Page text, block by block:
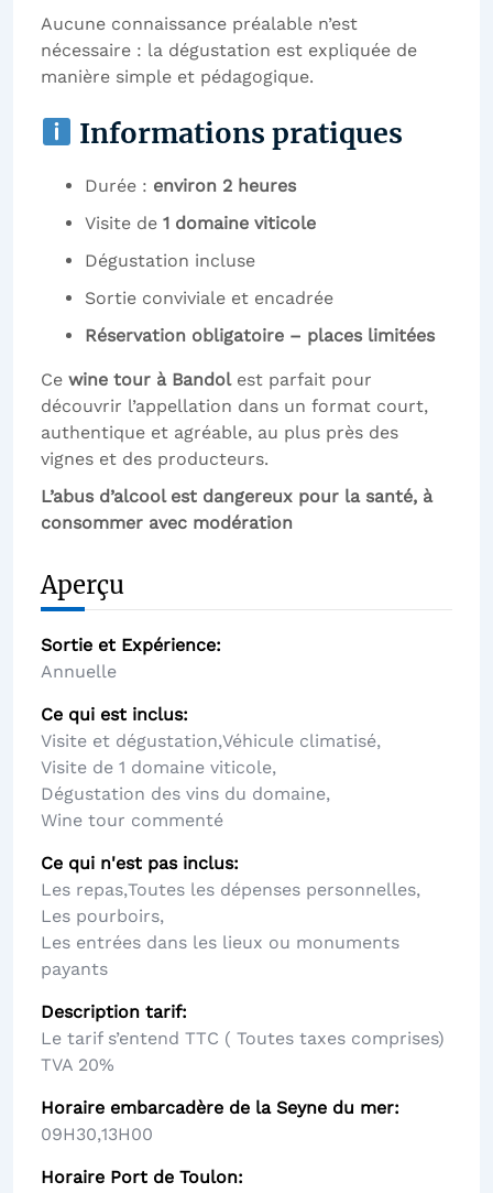
Aucune connaissance préalable n’est
nécessaire : la dégustation est expliquée de
manière simple et pédagogique.
Informations pratiques
Durée : environ 2 heures
Visite de 1 domaine viticole
Dégustation incluse
Sortie conviviale et encadrée
Réservation obligatoire – places limitées
Ce wine tour à Bandolest parfait pour
découvrir l’appellation dans un format court,
authentique et agréable, au plus près des
vignes et des producteurs.
L’abus d’alcool est dangereux pour la santé, à
consommer avec modération
Aperçu
Sortie et Expérience
Annuelle
Ce qui est inclus
Visite et dégustation,Véhicule climatisé,
Visite de 1 domaine viticole,
Dégustation des vins du domaine,
Wine tour commenté
Ce qui n'est pas inclus
Les repas,Toutes les dépenses personnelles,
Les pourboirs,
Les entrées dans les lieux ou monuments
payants
Description tarif
Le tarif s’entend TTC ( Toutes taxes comprises)
TVA 20%
Horaire embarcadère de la Seyne du mer
09H30,13H00
Horaire Port de Toulon